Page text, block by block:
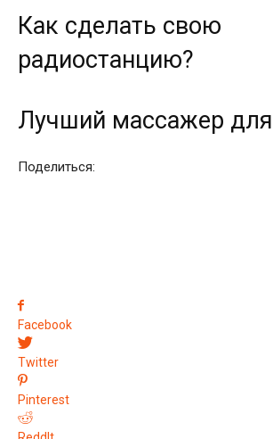
Как сделать свою
радиостанцию?
Лучший массажер
Поделиться:
Facebook
Twitter
Pinterest